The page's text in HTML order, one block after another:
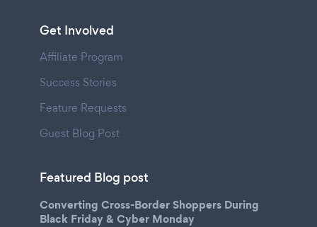
Get Involved
Affiliate Program
Success Stories
Feature Requests
Guest Blog Post
Featured Blog post
Converting Cross-Border Shoppers During
Black Friday & Cyber Monday